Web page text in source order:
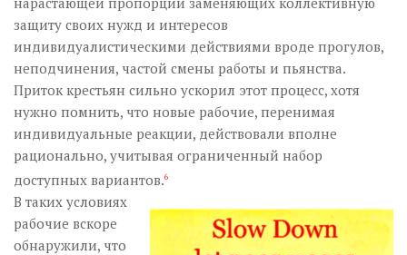
защиту своих нужд и интересов
индивидуалистическими действиями вроде прогулов,
неподчинения, частой смены работы и пьянства.
Приток крестьян сильно ускорил этот процесс, хотя
нужно помнить, что новые рабочие, перенимая
индивидуальные реакции, действовали вполне
рационально, учитывая ограниченный набор
доступных вариантов.6
В таких условиях
рабочие вскоре
обнаружили, что